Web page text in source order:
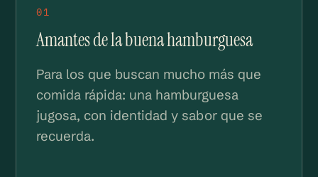
01
Amantes de la buena hamburguesa
Para los que buscan mucho más que
comida rápida: una hamburguesa
jugosa, con identidad y sabor que se
recuerda.